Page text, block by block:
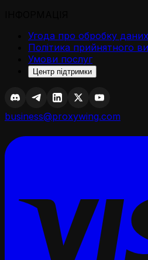
Угода про обробку даних
Політика прийнятного
Умови послуг
Центр підтримки
business@proxywing.com